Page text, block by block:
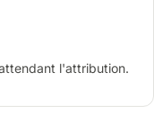
l'attribution.